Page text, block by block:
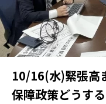
10/16(水)緊張高
保障政策どうす